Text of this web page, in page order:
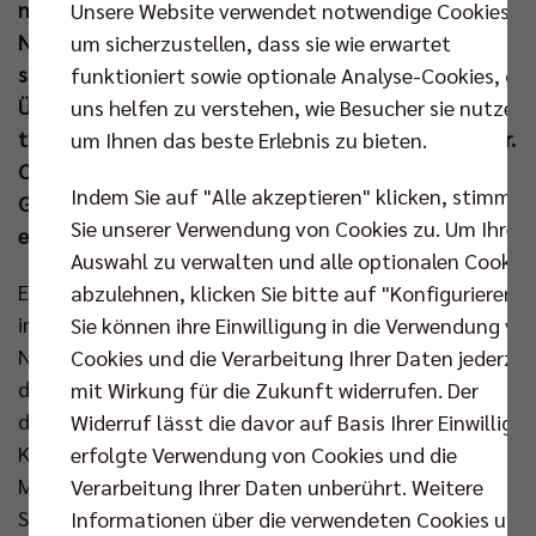
nicht mehr aus eigener Kraft eine Kälte-
Notübernachtung aufsuchen können und fährt
sie auf ihren Wunsch zu einem sicheren
Übernachtungsplatz. Gemeinsam mit dem
theologischen Vorstand der Berliner Stadtmission, Dr.
Christian Ceconi, begleitete BR Volleys
Geschäftsführer Kaweh Niroomand nun die
engagierten Ehrenamtler bei einem Einsatz.
Es war ein Abend, der Kaweh Niroomand noch lange
im Gedächtnis bleiben wird. Nach der Andacht in der
Notübernachtung in der Lehrter Straße ging es für
den BR Volleys Geschäftsführer mit der Notfallhilfe
der Berliner Stadtmission durch die Nacht. Drei
Kältebusse fuhren von der Zentrale ab, um bis in die
Morgenstunden Menschen zu helfen, die auf der
Straße in Not gerieten. Für Niroomand ein von der
Unsere Website verwendet notwendige Cookies,
um sicherzustellen, dass sie wie erwartet
funktioniert sowie optionale Analyse-Cookies, die
uns helfen zu verstehen, wie Besucher sie nutzen,
um Ihnen das beste Erlebnis zu bieten.
Indem Sie auf "Alle akzeptieren" klicken, stimmen
Sie unserer Verwendung von Cookies zu. Um Ihre
Auswahl zu verwalten und alle optionalen Cookies
abzulehnen, klicken Sie bitte auf "Konfigurieren".
Sie können ihre Einwilligung in die Verwendung
Cookies und die Verarbeitung Ihrer Daten
mit Wirkung für die Zukunft widerrufen. Der
Widerruf lässt die davor auf Basis Ihrer
erfolgte Verwendung von Cookies und die
Verarbeitung Ihrer Daten unberührt. Weitere
Informationen über die verwendeten Cookies und